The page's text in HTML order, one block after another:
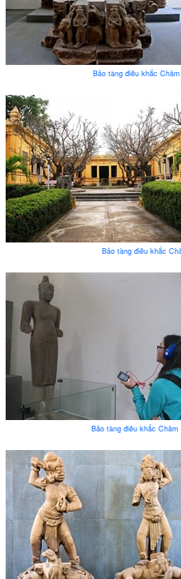
Bảo tàng điêu khắc
Bảo tàng điêu khắc
Bảo tàng điêu khắc